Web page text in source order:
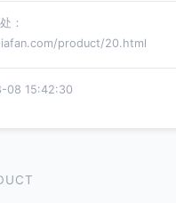
：
product/20.html
08 15:42:30